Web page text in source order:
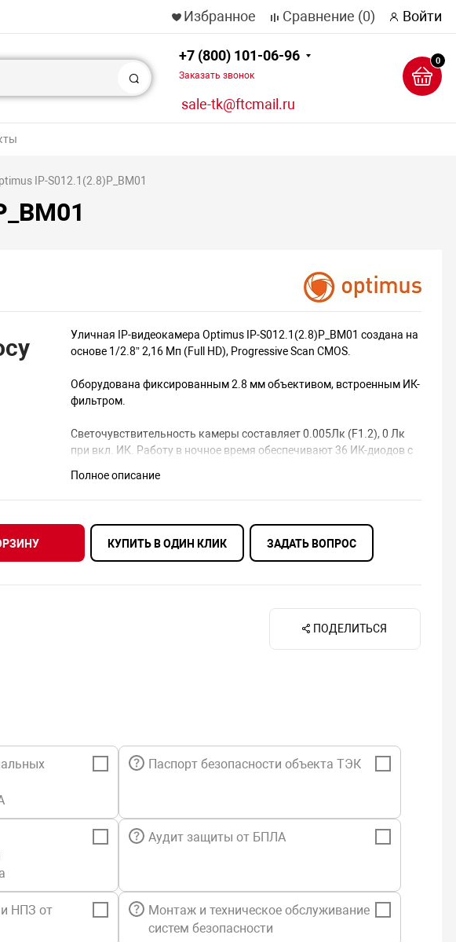
Избранное Сравнение (0) Войти
Поиск
+7 (800) 101-06-96
Заказать звонок
sale-tk@ftcmail.ru
0
IP-S012.1(2.8)P_BM01
Уличная IP-видеокамера Optimus IP-S012.1(2.8)P_BM01 создана на
основе 1/2.8” 2,16 Мп (Full HD), Progressive Scan CMOS.
Оборудована фиксированным 2.8 мм объективом, встроенным ИК-
фильтром.
Светочувствительность камеры составляет 0.005Лк (F1.2), 0 Лк
при вкл. ИК. Работу в ночное время обеспечивают 36 ИК-диодов с
Позволяет передавать 2 видеопотока с управляемой частотой
H.265/H.264, скорость записи составляет 25 к/с.
Камера выполнена в металлическом корпусе степенью защиты
IP67. Рабочая температура от -45°С до +50°С.
Полное описание
КУПИТЬ В ОДИН КЛИК ЗАДАТЬ ВОПРОС
ПОДЕЛИТЬСЯ
Паспорт безопасности объекта ТЭК
Аудит защиты от БПЛА
НПЗ от
Монтаж и техническое обслуживание
систем безопасности